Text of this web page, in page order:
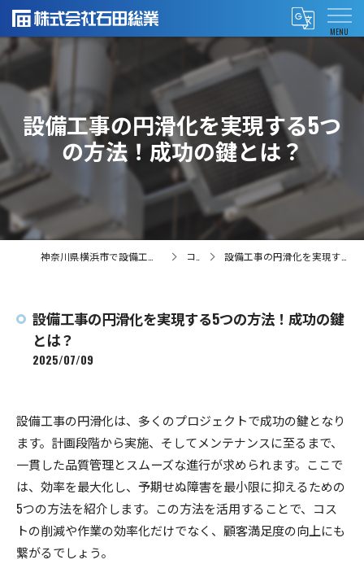
設備工事の円滑化を実現する5つ
の方法！成功の鍵とは？
コラム 設備工事の円滑化を実現する5つの方法！成功の鍵とは？
設備工事の円滑化を実現する5つの方法！成功の鍵
とは？
2025/07/09
設備工事の円滑化は、多くのプロジェクトで成功の鍵となり
ます。計画段階から実施、そしてメンテナンスに至るまで、
一貫した品質管理とスムーズな進行が求められます。ここで
は、効率を最大化し、予期せぬ障害を最小限に抑えるための
5つの方法を紹介します。この方法を活用することで、コス
トの削減や作業の効率化だけでなく、顧客満足度の向上にも
繋がるでしょう。